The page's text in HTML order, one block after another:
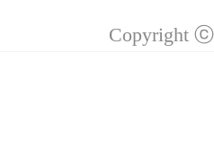
Copyright